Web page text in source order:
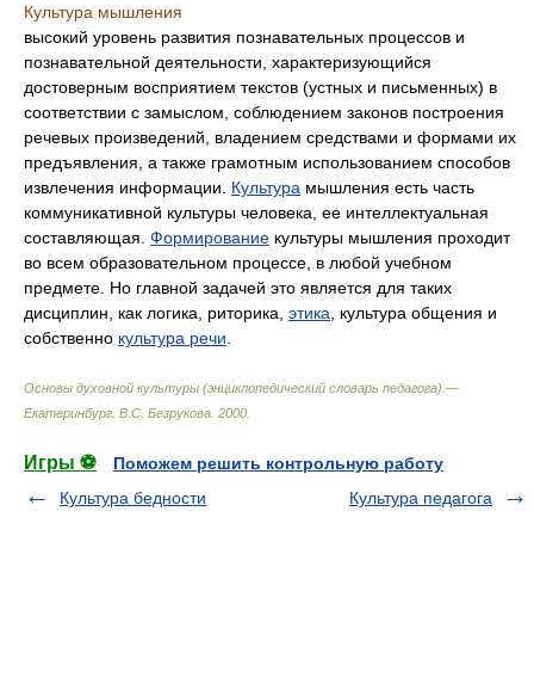
Культура мышления
высокий уровень развития познавательных процессов и
познавательной деятельности, характеризующийся
достоверным восприятием текстов (устных и письменных) в
соответствии с замыслом, соблюдением законов построения
речевых произведений, владением средствами и формами их
предъявления, а также грамотным использованием способов
извлечения информации. Культура мышления есть часть
коммуникативной культуры человека, ее интеллектуальная
составляющая. Формирование культуры мышления проходит
во всем образовательном процессе, в любой учебном
предмете. Но главной задачей это является для таких
дисциплин, как логика, риторика, этика , культура общения и
собственно культура речи
Основы духовной культуры (энциклопедический словарь педагога).—
Екатеринбург В.С. Безрукова 2000
Игры ⚽
Поможем решить контрольную работу
Культура бедности
Культура педагога